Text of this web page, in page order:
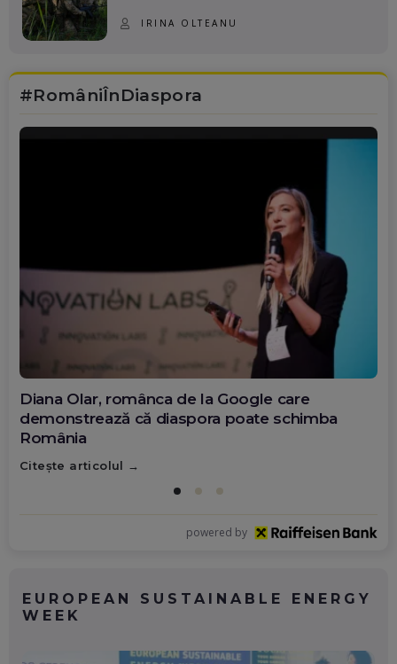
IRINA OLTEANU
#RomâniÎnDiaspora
Diana Olar, românca de la Google care
demonstrează că diaspora poate schimba
România
Citește articolul
powered by
EUROPEAN SUSTAINABLE ENERGY
WEEK